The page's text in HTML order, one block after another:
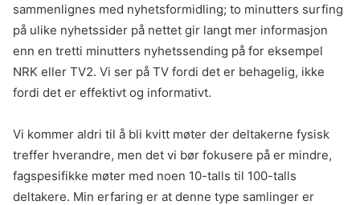
sammenlignes med nyhetsformidling; to minutters surfing
på ulike nyhetssider på nettet gir langt mer informasjon
enn en tretti minutters nyhetssending på for eksempel
NRK eller TV2. Vi ser på TV fordi det er behagelig, ikke
fordi det er effektivt og informativt.
Vi kommer aldri til å bli kvitt møter der deltakerne fysisk
treffer hverandre, men det vi bør fokusere på er mindre,
fagspesifikke møter med noen 10-talls til 100-talls
deltakere. Min erfaring er at denne type samlinger er